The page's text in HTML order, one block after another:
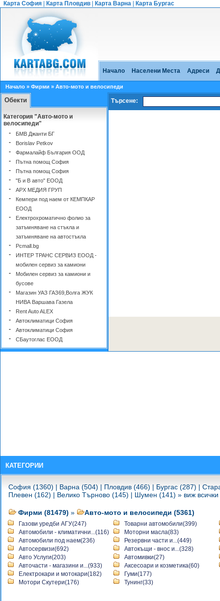
Карта София Карта Пловдив Карта Варна Карта Бургас
Начало Населени Места Адреси
Начало » Фирми » Авто-мото и велосипеди
Обекти
Категория "Авто-мото и
велосипеди"
-
БМВ Джанти БГ
- Borislav Petkov
- Фармалайф България ООД
- Пътна помощ София
- Пътна помощ София
- "Б и В авто" ЕООД
- АРХ МЕДИЯ ГРУП
-
Кемпери под наем от КЕМПКАР
ЕООД
-
Електрохроматично фолио за
затъмняване на стъкла и
затъмняване на автостъкла
- Pcmall.bg
-
ИНТЕР ТРАНС СЕРВИЗ ЕООД -
мобилен сервиз за камиони
-
Мобилен сервиз за камиони и
бусове
-
Магазин УАЗ ГАЗ69,Волга ЖУК
НИВА Варшава Газела
- Rent Auto ALEX
- Автоклиматици София
- Автоклиматици София
- СБаутоглас ЕООД
- Автосервиз МАПО
-
- automaxtrade
-
Резервни части за битова
- Мот.бг
-
Поправка на автостъкла,лепене
на луспи и пукнатини,нови и
втора употреба стакал
продажба и монтаж на адрес
-
Акурт Автосервиз - Студентски
Град - София
- Сервиз Електрон
Търсене:
КАТЕГОРИИ
София (1360) | Варна (504) | Пловдив (466) | Бургас (287) |
Плевен (162) | Велико Търново (145) | Шумен (141) » виж всички
Фирми (81479) » Авто-мото и велосипеди (5361)
Газови уредби АГУ(247)
Автомобили - климатични...(116)
Автомобили под наем(236)
Автосервизи(692)
Авто Услуги(203)
Авточасти - магазини и...(933)
Електрокари и мотокари(182)
Мотори Скутери(176)
Товарни автомобили(399)
Моторни масла(83)
Резервни части и...(449)
Автокъщи - внос и...(328)
Автомивки(27)
Аксесоари и козметика(60)
Гуми(177)
Тунинг(33)